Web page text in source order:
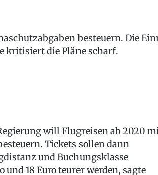
besteuern. Die
kritisiert die Pläne scharf.
will Flugreisen ab 2020
Tickets sollen dann
und Buchungsklasse
und 18 Euro teurer werden, sagte